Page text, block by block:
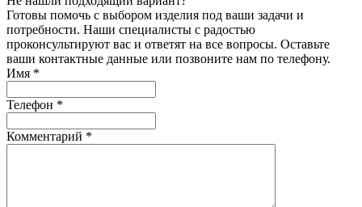
Готовы помочь с выбором изделия под ваши задачи и
потребности. Наши специалисты с радостью
проконсультируют вас и ответят на все вопросы. Оставьте
ваши контактные данные или позвоните нам по телефону.
Имя *
Телефон *
Комментарий *